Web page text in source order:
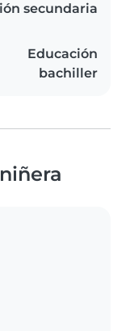
secundaria
Educación
bachiller